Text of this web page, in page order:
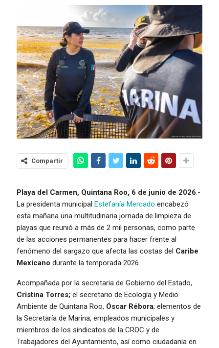
Compartir
Playa del Carmen, Quintana Roo, 6 de junio de 2026.-
La presidenta municipal Estefanía Mercado encabezó
esta mañana una multitudinaria jornada de limpieza de
playas que reunió a más de 2 mil personas, como parte
de las acciones permanentes para hacer frente al
fenómeno del sargazo que afecta las costas del Caribe
Mexicano durante la temporada 2026.
Acompañada por la secretaria de Gobierno del Estado,
Cristina Torres; el secretario de Ecología y Medio
Ambiente de Quintana Roo, Óscar Rébora; elementos de
la Secretaría de Marina, empleados municipales y
miembros de los sindicatos de la CROC y de
Trabajadores del Ayuntamiento, así como ciudadanía en